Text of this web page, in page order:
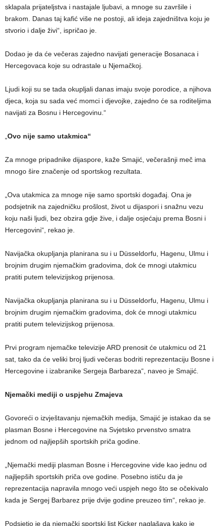
sklapala prijateljstva i nastajale ljubavi, a mnoge su završile i
brakom. Danas taj kafić više ne postoji, ali ideja zajedništva koju je
stvorio i dalje živi“, ispričao je.
Dodao je da će večeras zajedno navijati generacije Bosanaca i
Hercegovaca koje su odrastale u Njemačkoj.
Ljudi koji su se tada okupljali danas imaju svoje porodice, a njihova
djeca, koja su sada već momci i djevojke, zajedno će sa roditeljima
navijati za Bosnu i Hercegovinu.“
„Ovo nije samo utakmica“
Za mnoge pripadnike dijaspore, kaže Smajić, večerašnji meč ima
mnogo šire značenje od sportskog rezultata.
„Ova utakmica za mnoge nije samo sportski događaj. Ona je
podsjetnik na zajedničku prošlost, život u dijaspori i snažnu vezu
koju naši ljudi, bez obzira gdje žive, i dalje osjećaju prema Bosni i
Hercegovini“, rekao je.
Navijačka okupljanja planirana su i u Düsseldorfu, Hagenu, Ulmu i
brojnim drugim njemačkim gradovima, dok će mnogi utakmicu
pratiti putem televizijskog prijenosa.
Navijačka okupljanja planirana su i u Düsseldorfu, Hagenu, Ulmu i
brojnim drugim njemačkim gradovima, dok će mnogi utakmicu
pratiti putem televizijskog prijenosa.
Prvi program njemačke televizije ARD prenosit će utakmicu od 21
sat, tako da će veliki broj ljudi večeras bodriti reprezentaciju Bosne i
Hercegovine i izabranike Sergeja Barbareza“, naveo je Smajić.
Njemački mediji o uspjehu Zmajeva
Govoreći o izvještavanju njemačkih medija, Smajić je istakao da se
plasman Bosne i Hercegovine na Svjetsko prvenstvo smatra
jednom od najljepših sportskih priča godine.
„Njemački mediji plasman Bosne i Hercegovine vide kao jednu od
najljepših sportskih priča ove godine. Posebno ističu da je
reprezentacija napravila mnogo veći uspjeh nego što se očekivalo
kada je Sergej Barbarez prije dvije godine preuzeo tim“, rekao je.
Podsjetio je da njemački sportski list Kicker naglašava kako je